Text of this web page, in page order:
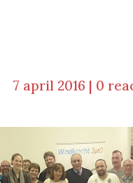
7 april 2016 | 0